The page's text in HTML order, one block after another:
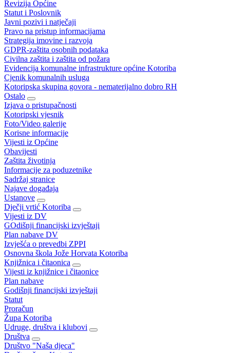
Revizija Općine
Statut i Poslovnik
Javni pozivi i natječaji
Pravo na pristup informacijama
Strategija imovine i razvoja
GDPR-zaštita osobnih podataka
Civilna zaštita i zaštita od požara
Evidencija komunalne infrastrukture općine Kotoriba
Cjenik komunalnih usluga
Kotoripska skupina govora - nematerijalno dobro RH
Ostalo
Izjava o pristupačnosti
Kotoripski vjesnik
Foto/Video galerije
Korisne informacije
Vijesti iz Općine
Obavijesti
Zaštita životinja
Informacije za poduzetnike
Sadržaj stranice
Najave događaja
Ustanove
Dječji vrtić Kotoriba
Vijesti iz DV
GOdišnji financijski izvještaji
Plan nabave DV
Izvješća o prevedbi ZPPI
Osnovna škola Jože Horvata Kotoriba
Knjižnica i čitaonica
Vijesti iz knjižnice i čitaonice
Plan nabave
Godišnji financijski izvještaji
Statut
Proračun
Župa Kotoriba
Udruge, društva i klubovi
Društva
Društvo "Naša djeca"